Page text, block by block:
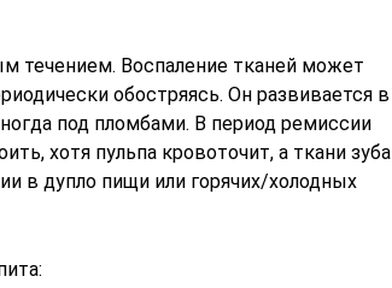
течением. Воспаление тканей может
обостряясь. Он развивается в
под пломбами. В период ремиссии
хотя пульпа кровоточит, а ткани зуба
в дупло пищи или горячих/холодных